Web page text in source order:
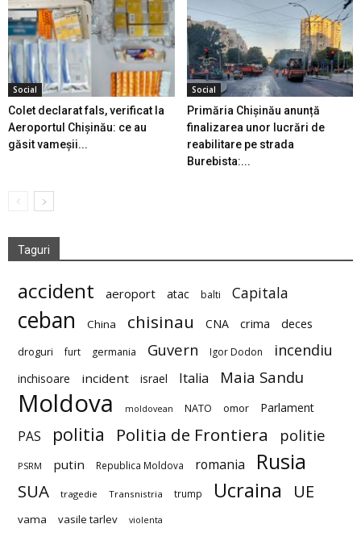
Social
Colet declarat fals, verificat la
Aeroportul Chișinău: ce au
găsit vameșii...
Social
Primăria Chișinău anunță
finalizarea unor lucrări de
reabilitare pe strada
Burebista:...
Taguri
accident aeroport atac balti Capitala
ceban China chisinau CNA crima deces
droguri furt germania Guvern Igor Dodon incendiu
inchisoare incident israel Italia Maia Sandu
Moldova moldovean NATO omor Parlament
PAS politia Politia de Frontiera politie
PSRM putin Republica Moldova romania Rusia
SUA tragedie Transnistria trump Ucraina UE
vama vasile tarlev violenta